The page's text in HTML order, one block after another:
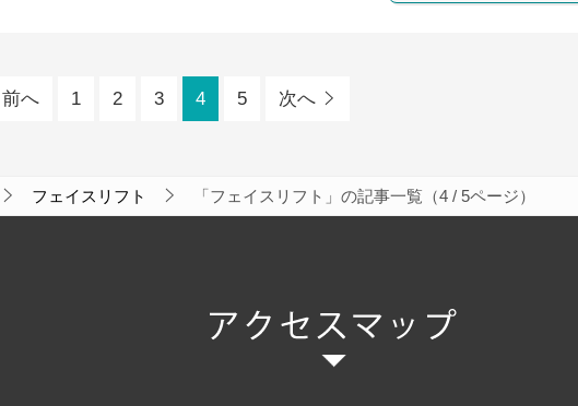
前へ 1 2 3 4 5 次へ
フェイスリフト 「フェイスリフト」の記事一覧（4 / 5ページ）